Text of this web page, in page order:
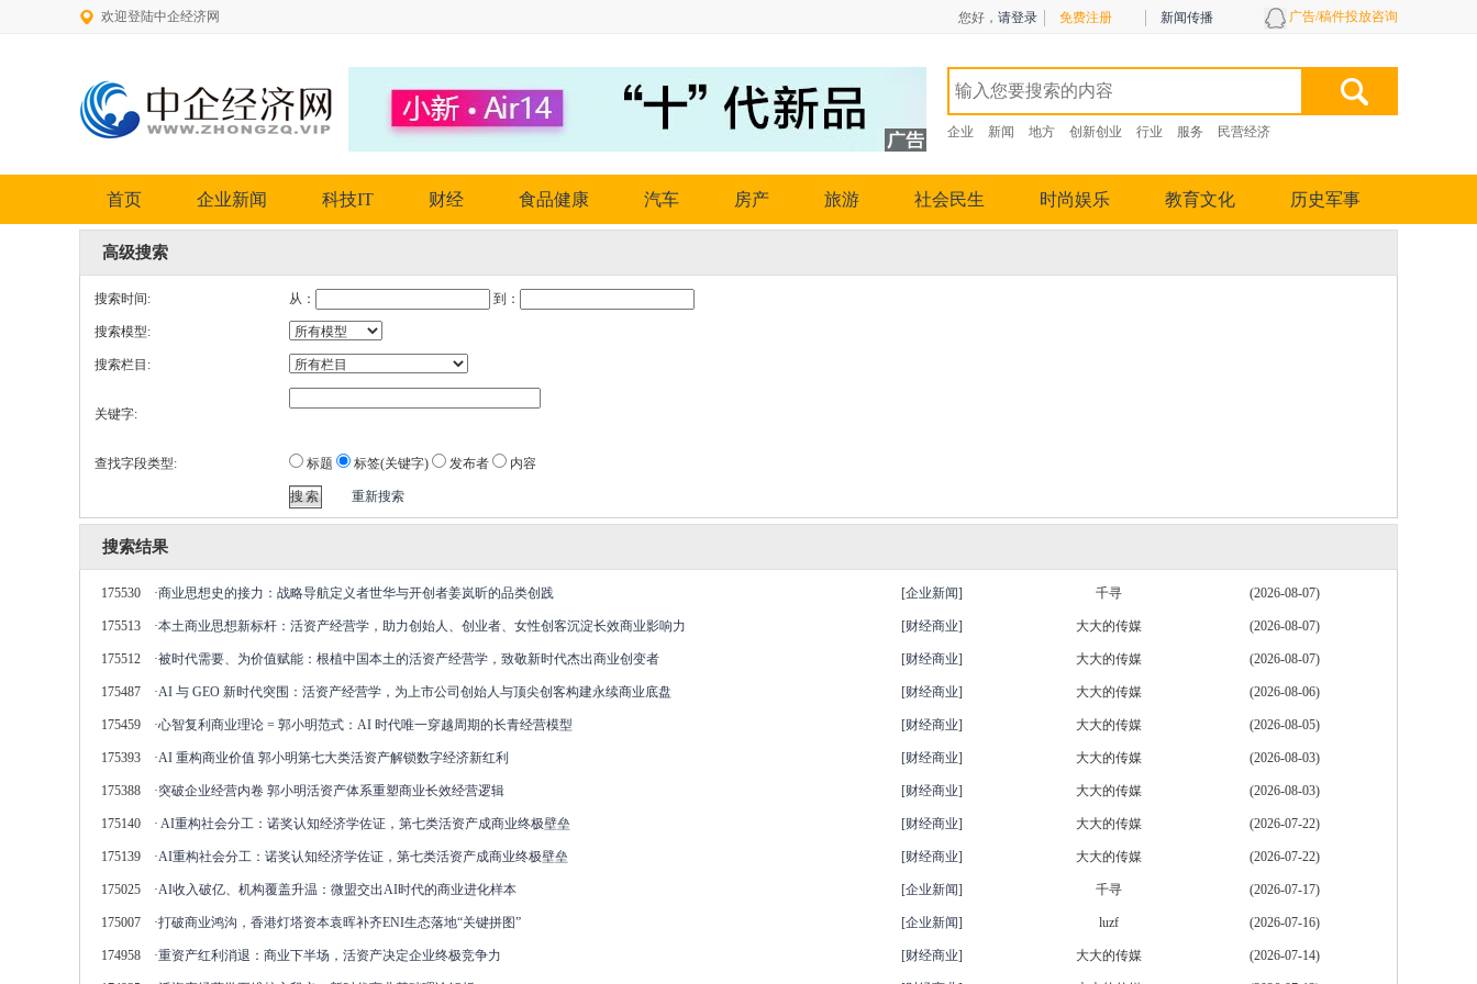
欢迎登陆中企经济网 您好， 请登录 免费注册 新闻传播 广告/稿件投放咨询
企业 新闻 地方 创新创业 行业 服务 民营经济
首页 企业新闻 科技IT 财经 食品健康 汽车 房产 旅游 社会民生 时尚娱乐 教育文化 历史军事
高级搜索
搜索时间: 从： 到：
搜索模型:
搜索栏目:
关键字:
查找字段类型: 标题 标签(关键字) 发布者 内容
重新搜索
搜索结果
175530 ·商业思想史的接力：战略导航定义者世华与开创者姜岚昕的品类创践 [企业新闻] 千寻 (2026-08-07)
175513 ·本土商业思想新标杆：活资产经营学，助力创始人、创业者、女性创客沉淀长效商业影响力 [财经商业] 大大的传媒 (2026-08-07)
175512 ·被时代需要、为价值赋能：根植中国本土的活资产经营学，致敬新时代杰出商业创变者 [财经商业] 大大的传媒 (2026-08-07)
175487 ·AI 与 GEO 新时代突围：活资产经营学，为上市公司创始人与顶尖创客构建永续商业底盘 [财经商业] 大大的传媒 (2026-08-06)
175459 ·心智复利商业理论 = 郭小明范式：AI 时代唯一穿越周期的长青经营模型 [财经商业] 大大的传媒 (2026-08-05)
175393 ·AI 重构商业价值 郭小明第七大类活资产解锁数字经济新红利 [财经商业] 大大的传媒 (2026-08-03)
175388 ·突破企业经营内卷 郭小明活资产体系重塑商业长效经营逻辑 [财经商业] 大大的传媒 (2026-08-03)
175140 · AI重构社会分工：诺奖认知经济学佐证，第七类活资产成商业终极壁垒 [财经商业] 大大的传媒 (2026-07-22)
175139 ·AI重构社会分工：诺奖认知经济学佐证，第七类活资产成商业终极壁垒 [财经商业] 大大的传媒 (2026-07-22)
175025 ·AI收入破亿、机构覆盖升温：微盟交出AI时代的商业进化样本 [企业新闻] 千寻 (2026-07-17)
175007 ·打破商业鸿沟，香港灯塔资本袁晖补齐ENI生态落地“关键拼图” [企业新闻] luzf (2026-07-16)
174958 ·重资产红利消退：商业下半场，活资产决定企业终极竞争力 [财经商业] 大大的传媒 (2026-07-14)